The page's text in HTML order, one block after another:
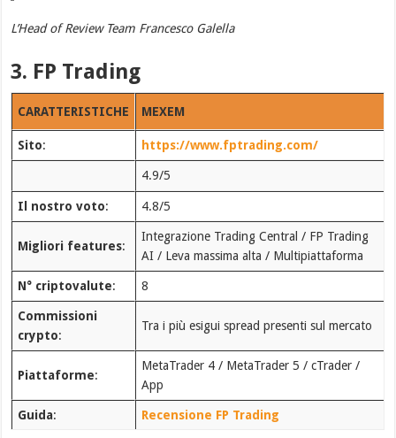
L’Head of Review Team Francesco Galella
3. FP Trading
CARATTERISTICHE MEXEM
Sito: https://www.fptrading.com/
4.9/5
Il nostro voto: 4.8/5
Migliori features:
Integrazione Trading Central / FP Trading
AI / Leva massima alta / Multipiattaforma
N° criptovalute: 8
Commissioni
crypto:
Tra i più esigui spread presenti sul mercato
Piattaforme:
MetaTrader 4 / MetaTrader 5 / cTrader /
App
Guida: Recensione FP Trading